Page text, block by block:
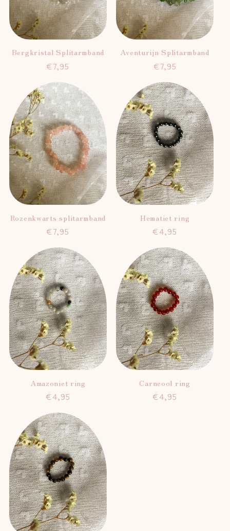
Bergkristal Splitarmband
Normale
€7,95
Aventurijn Splitarmband
Normale
€7,95
Rozenkwarts splitarmband
Normale
€7,95
Hematiet ring
Normale
€4,95
Amazoniet ring
Normale
€4,95
Carneool ring
Normale
€4,95